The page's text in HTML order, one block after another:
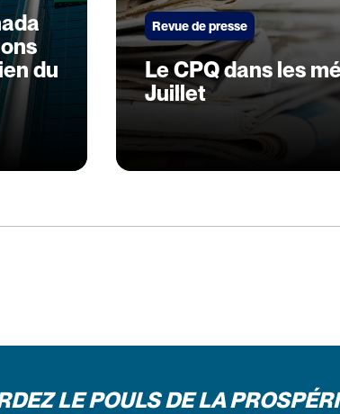
du
Revue de presse
Le CPQ dans les
Juillet
LE POULS DE LA